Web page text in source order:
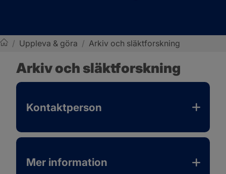
/ Uppleva & göra / Arkiv och släktforskning
Arkiv och släktforskning
Kontaktperson
Mer information